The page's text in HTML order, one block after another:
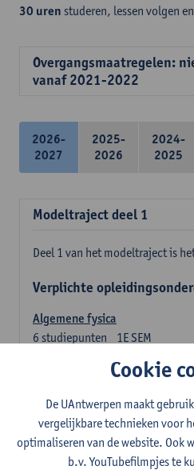
30 uren studeren, lessen volgen
Overgangsmaatregelen:
vanaf 2021-2022
2026-
2027
2025-
2026
2024-
2025
Modeltraject deel 1
Deel 1 van het modeltraject is
Verplichte
Algemene fysica
1E SEM
6 studiepunten
1E SEM
studiepunten
Lesgever(s):
Jan Sijbers
Algemene chemie m.i.v.
Cookie
De UAntwerpen maakt
vergelijkbare technieken voor
optimaliseren van de website. Ook
b.v. YouTubefilmpjes te